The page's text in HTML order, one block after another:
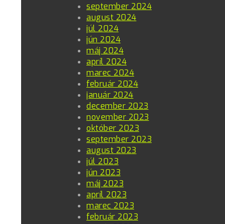
september 2024
august 2024
júl 2024
jún 2024
máj 2024
apríl 2024
marec 2024
február 2024
január 2024
december 2023
november 2023
október 2023
september 2023
august 2023
júl 2023
jún 2023
máj 2023
apríl 2023
marec 2023
február 2023